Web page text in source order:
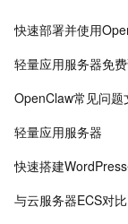
快速部署并使用
轻量应用服务器免
轻量应用服务器
快速搭建
与云服务器ECS对比